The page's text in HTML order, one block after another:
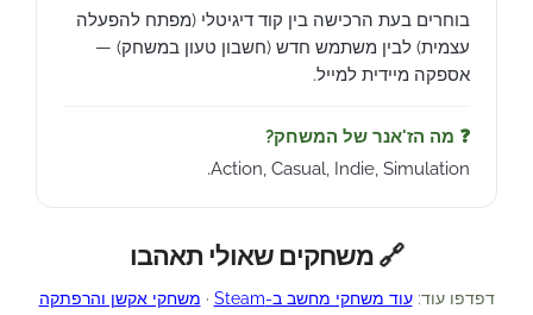
בוחרים בעת הרכישה בין קוד דיגיטלי (מפתח להפעלה
עצמית) לבין משתמש חדש (חשבון טעון במשחק) —
אספקה מיידית למייל.
❓ מה הז'אנר של המשחק?
Action, Casual, Indie, Simulation.
🔗 משחקים שאולי תאהבו
דפדפו עוד:עוד משחקי מחשב ב-Steam · משחקי אקשן והרפתקה